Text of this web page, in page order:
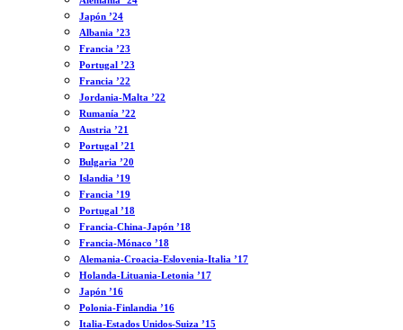
Japón ’24
Albania ’23
Francia ’23
Portugal ’23
Francia ’22
Jordania-Malta ’22
Rumanía ’22
Austria ’21
Portugal ’21
Bulgaria ’20
Islandia ’19
Francia ’19
Portugal ’18
Francia-China-Japón ’18
Francia-Mónaco ’18
Alemania-Croacia-Eslovenia-Italia ’17
Holanda-Lituania-Letonia ’17
Japón ’16
Polonia-Finlandia ’16
Italia-Estados Unidos-Suiza ’15